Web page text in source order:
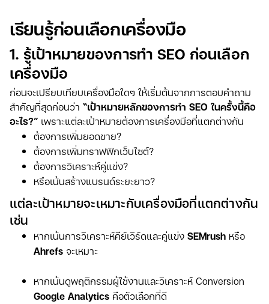
เรียนรู้ก่อนเลือกเครื่องมือ
1. รู้เป้าหมายของการทำ SEO ก่อนเลือก
เครื่องมือ
ก่อนจะเปรียบเทียบเครื่องมือใดๆ ให้เริ่มต้นจากการตอบคำถาม
สำคัญที่สุดก่อนว่า “เป้าหมายหลักของการทำ SEO ในครั้งนี้คือ
อะไร?” เพราะแต่ละเป้าหมายต้องการเครื่องมือที่แตกต่างกัน
ต้องการเพิ่มยอดขาย?
ต้องการเพิ่มทราฟฟิกเว็บไซต์?
ต้องการวิเคราะห์คู่แข่ง?
หรือเน้นสร้างแบรนด์ระยะยาว?
แต่ละเป้าหมายจะเหมาะกับเครื่องมือที่แตกต่างกัน
เช่น
หากเน้นการวิเคราะห์คีย์เวิร์ดและคู่แข่ง SEMrush หรือ
Ahrefs จะเหมาะ
หากเน้นดูพฤติกรรมผู้ใช้งานและวิเคราะห์ Conversion
Google Analytics คือตัวเลือกที่ดี